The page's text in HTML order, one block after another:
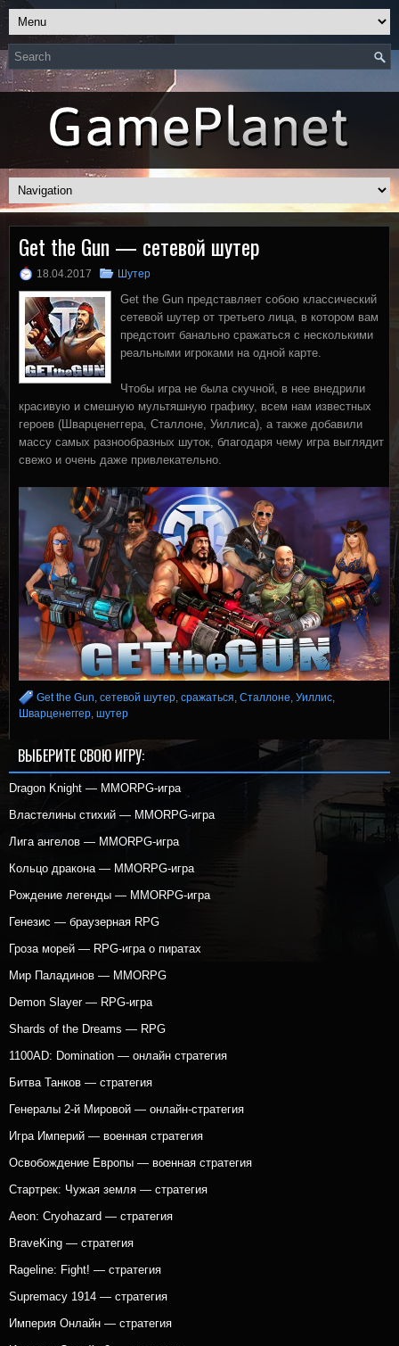
Get the Gun — сетевой шутер
18.04.2017 Шутер
Get the Gun представляет собою классический
сетевой шутер от третьего лица, в котором вам
предстоит банально сражаться с несколькими
реальными игроками на одной карте.
Чтобы игра не была скучной, в нее внедрили
красивую и смешную мультяшную графику, всем нам известных
героев (Шварценеггера, Сталлоне, Уиллиса), а также добавили
массу самых разнообразных шуток, благодаря чему игра выглядит
свежо и очень даже привлекательно.
Get the Gun, сетевой шутер, сражаться, Сталлоне, Уиллис,
Шварценеггер, шутер
ВЫБЕРИТЕ СВОЮ ИГРУ:
Dragon Knight — MMORPG-игра
Властелины стихий — MMORPG-игра
Лига ангелов — MMORPG-игра
Кольцо дракона — MMORPG-игра
Рождение легенды — MMORPG-игра
Генезис — браузерная RPG
Гроза морей — RPG-игра о пиратах
Мир Паладинов — MMORPG
Demon Slayer — RPG-игра
Shards of the Dreams — RPG
1100AD: Domination — онлайн стратегия
Битва Танков — стратегия
Генералы 2-й Мировой — онлайн-стратегия
Игра Империй — военная стратегия
Освобождение Европы — военная стратегия
Стартрек: Чужая земля — стратегия
Aeon: Cryohazard — стратегия
BraveKing — стратегия
Rageline: Fight! — стратегия
Supremacy 1914 — стратегия
Империя Онлайн — стратегия